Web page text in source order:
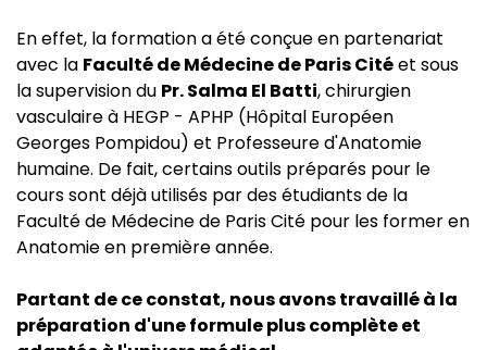
En effet, la formation a été conçue en partenariat
avec la Faculté de Médecine de Paris Citéet sous
la supervision du Pr. Salma El Batti, chirurgien
vasculaire à HEGP - APHP (Hôpital Européen
Georges Pompidou) et Professeure d'Anatomie
humaine. De fait, certains outils préparés pour le
cours sont déjà utilisés par des étudiants de la
Faculté de Médecine de Paris Cité pour les former en
Anatomie en première année.
Partant de ce constat, nous avons travaillé à la
préparation d'une formule plus complète et